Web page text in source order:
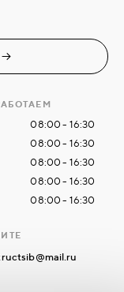
08:00 - 16:30
08:00 - 16:30
08:00 - 16:30
08:00 - 16:30
08:00 - 16:30